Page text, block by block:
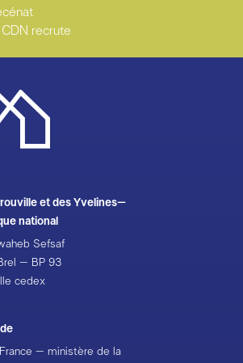
CDN recrute
et des Yvelines–
national
Sefsaf
– BP 93
cedex
– ministère de la